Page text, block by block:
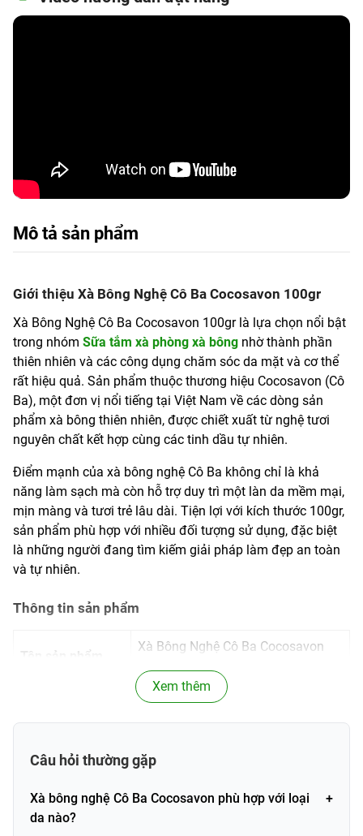
Mô tả sản phẩm
Giới thiệu Xà Bông Nghệ Cô Ba Cocosavon 100gr
Xà Bông Nghệ Cô Ba Cocosavon 100gr là lựa chọn nổi bật
trong nhóm Sữa tắm xà phòng xà bông nhờ thành phần
thiên nhiên và các công dụng chăm sóc da mặt và cơ thể
rất hiệu quả. Sản phẩm thuộc thương hiệu Cocosavon (Cô
Ba), một đơn vị nổi tiếng tại Việt Nam về các dòng sản
phẩm xà bông thiên nhiên, được chiết xuất từ nghệ tươi
nguyên chất kết hợp cùng các tinh dầu tự nhiên.
Điểm mạnh của xà bông nghệ Cô Ba không chỉ là khả
năng làm sạch mà còn hỗ trợ duy trì một làn da mềm mại,
mịn màng và tươi trẻ lâu dài. Tiện lợi với kích thước 100gr,
sản phẩm phù hợp với nhiều đối tượng sử dụng, đặc biệt
là những người đang tìm kiếm giải pháp làm đẹp an toàn
và tự nhiên.
Thông tin sản phẩm
Tên sản phẩm
Xà Bông Nghệ Cô Ba Cocosavon
Cocosavon (Cô Ba)
tích
Xem thêm
Câu hỏi thường gặp
Xà bông nghệ Cô Ba Cocosavon phù hợp với loại
da nào?